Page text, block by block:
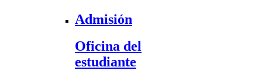
Admisión
Oficina del
estudiante